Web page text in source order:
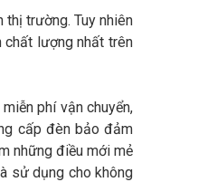
thị trường. Tuy nhiên
lượng nhất trên
phí vận chuyển,
cấp đèn bảo đảm
những điều mới mẻ
sử dụng cho không